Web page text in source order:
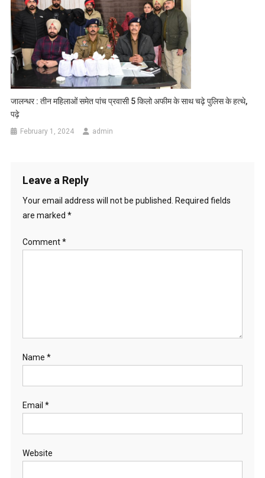
जालन्धर : तीन महिलाओं समेत पांच प्रवासी 5 किलो अफीम के साथ चढ़े पुलिस के हत्थे,
पढ़े
February 1, 2024 admin
Leave a Reply
Your email address will not be published. Required fields
are marked *
Comment*
Name *
Email *
Website